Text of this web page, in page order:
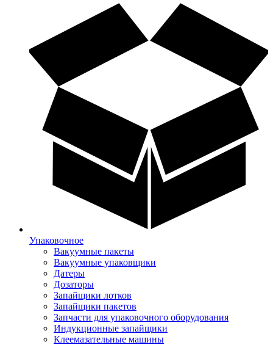
Упаковочное
Вакуумные пакеты
Вакуумные упаковщики
Датеры
Дозаторы
Запайщики лотков
Запайщики пакетов
Запчасти для упаковочного оборудования
Индукционные запайщики
Клеемазательные машины